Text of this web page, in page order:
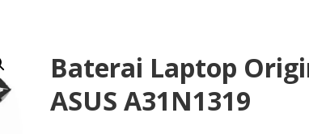
Baterai Laptop
ASUS A31N1319